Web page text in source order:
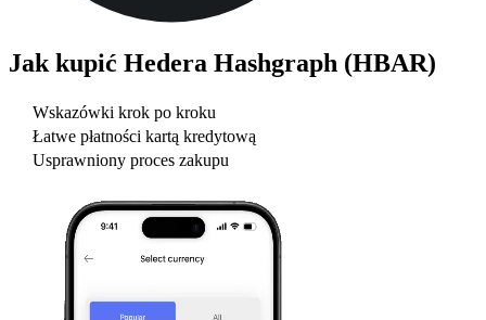
Jak kupić Hedera Hashgraph (HBAR)
Wskazówki krok po kroku
Łatwe płatności kartą kredytową
Usprawniony proces zakupu